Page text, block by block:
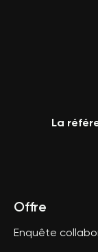
La
Offre
Enquête